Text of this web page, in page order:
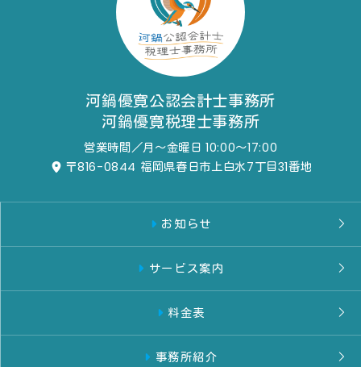
河鍋優寛公認会計士事務所
河鍋優寛税理士事務所
営業時間／月～金曜日 10:00～17:00
〒816-0844 福岡県春日市上白水7丁目31番地
お知らせ
サービス案内
料金表
事務所紹介